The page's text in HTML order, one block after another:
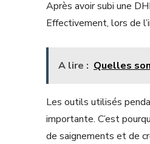
Après avoir subi une
Effectivement, lors de
A lire : Quelles
Les outils utilisés
importante. C’est
de saignements et de